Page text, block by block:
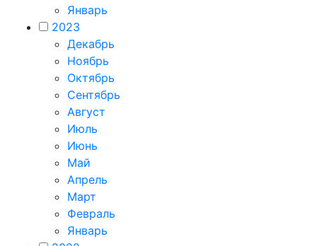
Январь
2023
Декабрь
Ноябрь
Октябрь
Сентябрь
Август
Июль
Июнь
Май
Апрель
Март
Февраль
Январь